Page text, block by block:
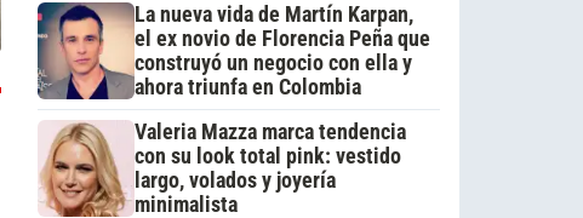
La nueva vida de Martín Karpan,
el ex novio de Florencia Peña que
construyó un negocio con ella y
ahora triunfa en Colombia
Valeria Mazza marca tendencia
con su look total pink: vestido
largo, volados y joyería
minimalista